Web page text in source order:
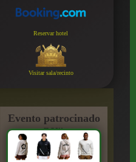
Reservar hotel
Visitar sala/recinto
Evento patrocinado
por: